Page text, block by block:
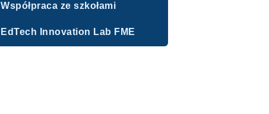
Współpraca ze szkołami
EdTech Innovation Lab FME